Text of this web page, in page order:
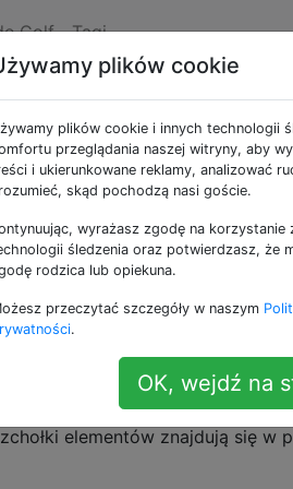
Golf Tagi
wykonany z siedmiu
Biorąc pod uwagę
i bez nakładania się.
rozmieszczenie tego zestawu
kwadrat Tangram na większy
Tangramy siatki to tylko
elementów znajdują się w
plików cookie
plików cookie i innych technologii
przeglądania naszej witryny, aby
i ukierunkowane reklamy, analizować
skąd pochodzą nasi goście.
wyrażasz zgodę na
śledzenia oraz potwierdzasz, że
rodzica lub opiekuna.
przeczytać szczegóły w naszym
.
OK, wejdź na